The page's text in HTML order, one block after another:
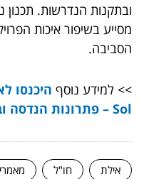
ובתקנות הנדרשות. תכנון
מסייע בשיפור איכות
הסביבה.
>> למידע נוסף
Sol – פתרונות הנדסה ובטיחות
אילת חו"ל